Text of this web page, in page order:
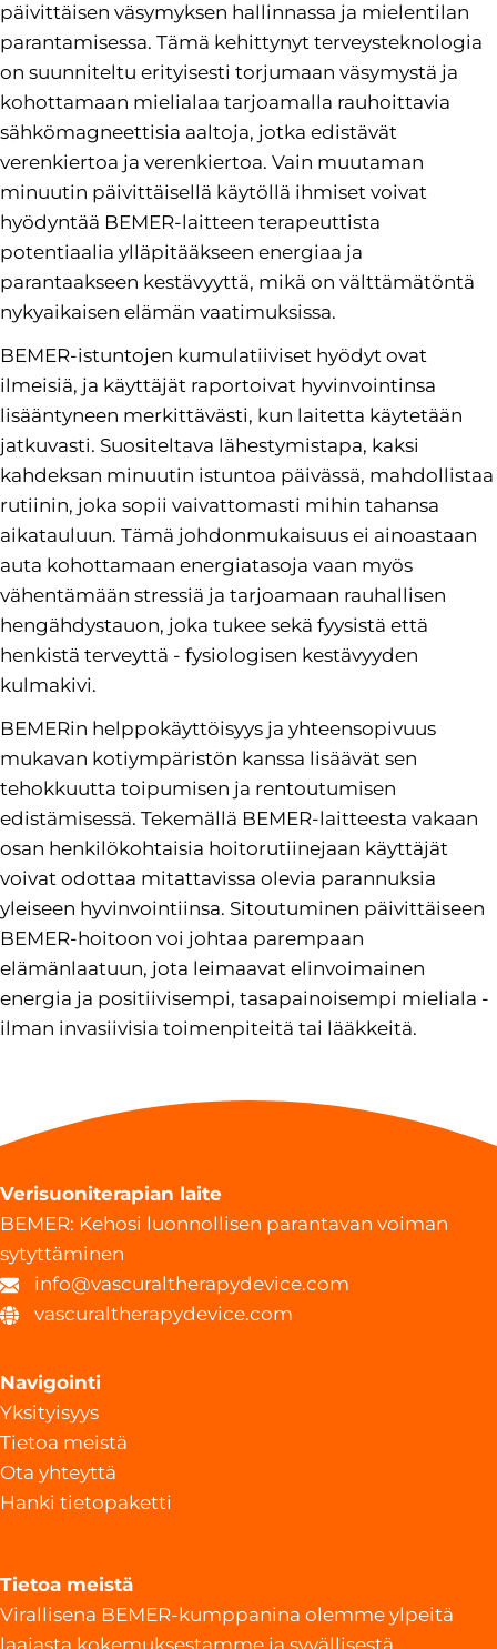
päivittäisen väsymyksen hallinnassa ja mielentilan
parantamisessa. Tämä kehittynyt terveysteknologia
on suunniteltu erityisesti torjumaan väsymystä ja
kohottamaan mielialaa tarjoamalla rauhoittavia
sähkömagneettisia aaltoja, jotka edistävät
verenkiertoa ja verenkiertoa. Vain muutaman
minuutin päivittäisellä käytöllä ihmiset voivat
hyödyntää BEMER-laitteen terapeuttista
potentiaalia ylläpitääkseen energiaa ja
parantaakseen kestävyyttä, mikä on välttämätöntä
nykyaikaisen elämän vaatimuksissa.
BEMER-istuntojen kumulatiiviset hyödyt ovat
ilmeisiä, ja käyttäjät raportoivat hyvinvointinsa
lisääntyneen merkittävästi, kun laitetta käytetään
jatkuvasti. Suositeltava lähestymistapa, kaksi
kahdeksan minuutin istuntoa päivässä, mahdollistaa
rutiinin, joka sopii vaivattomasti mihin tahansa
aikatauluun. Tämä johdonmukaisuus ei ainoastaan
auta kohottamaan energiatasoja vaan myös
vähentämään stressiä ja tarjoamaan rauhallisen
hengähdystauon, joka tukee sekä fyysistä että
henkistä terveyttä - fysiologisen kestävyyden
kulmakivi.
BEMERin helppokäyttöisyys ja yhteensopivuus
mukavan kotiympäristön kanssa lisäävät sen
tehokkuutta toipumisen ja rentoutumisen
edistämisessä. Tekemällä BEMER-laitteesta vakaan
osan henkilökohtaisia hoitorutiinejaan käyttäjät
voivat odottaa mitattavissa olevia parannuksia
yleiseen hyvinvointiinsa. Sitoutuminen päivittäiseen
BEMER-hoitoon voi johtaa parempaan
elämänlaatuun, jota leimaavat elinvoimainen
energia ja positiivisempi, tasapainoisempi mieliala -
ilman invasiivisia toimenpiteitä tai lääkkeitä.
Verisuoniterapian laite
BEMER: Kehosi luonnollisen parantavan voiman
sytyttäminen
info@vascuraltherapydevice.com
vascuraltherapydevice.com
Navigointi
Yksityisyys
Tietoa meistä
Ota yhteyttä
Hanki tietopaketti
Tietoa meistä
Virallisena BEMER-kumppanina olemme ylpeitä
laajasta kokemuksestamme ja syvällisestä